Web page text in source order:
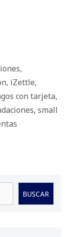
,
, iZettle,
con tarjeta,
, small
BUSCAR